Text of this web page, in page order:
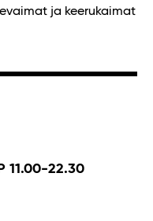
ja keerukaimat
11.00-22.30